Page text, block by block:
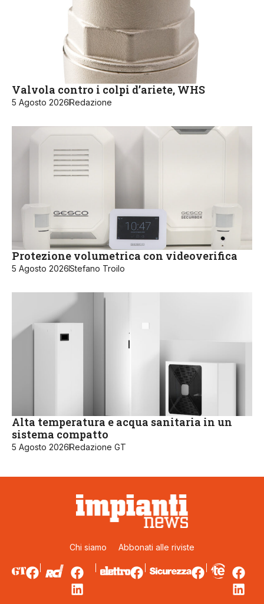
Valvola contro i colpi d’ariete, WHS
5 Agosto 2026Redazione
Protezione volumetrica con videoverifica
5 Agosto 2026Stefano Troilo
Alta temperatura e acqua sanitaria in un
sistema compatto
5 Agosto 2026Redazione GT
Chi siamo Abbonati alle riviste